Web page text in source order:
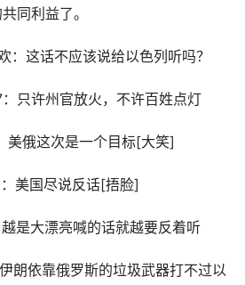
同利益了。
：这话不应该说给以色列听吗？
只许州官放火，不许百姓点灯
美俄这次是一个目标[大笑]
美国尽说反话[捂脸]
是大漂亮喊的话就越要反着听
朗依靠俄罗斯的垃圾武器打不过以